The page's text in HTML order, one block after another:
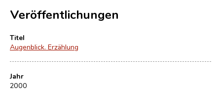
Veröffentlichungen
Titel
Augenblick. Erzählung
Jahr
2000